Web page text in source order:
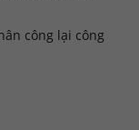
công lại công